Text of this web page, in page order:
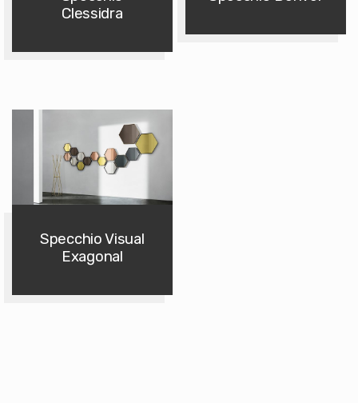
Clessidra
Specchio Visual
Exagonal